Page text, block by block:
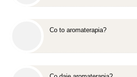
Co to aromaterapia?